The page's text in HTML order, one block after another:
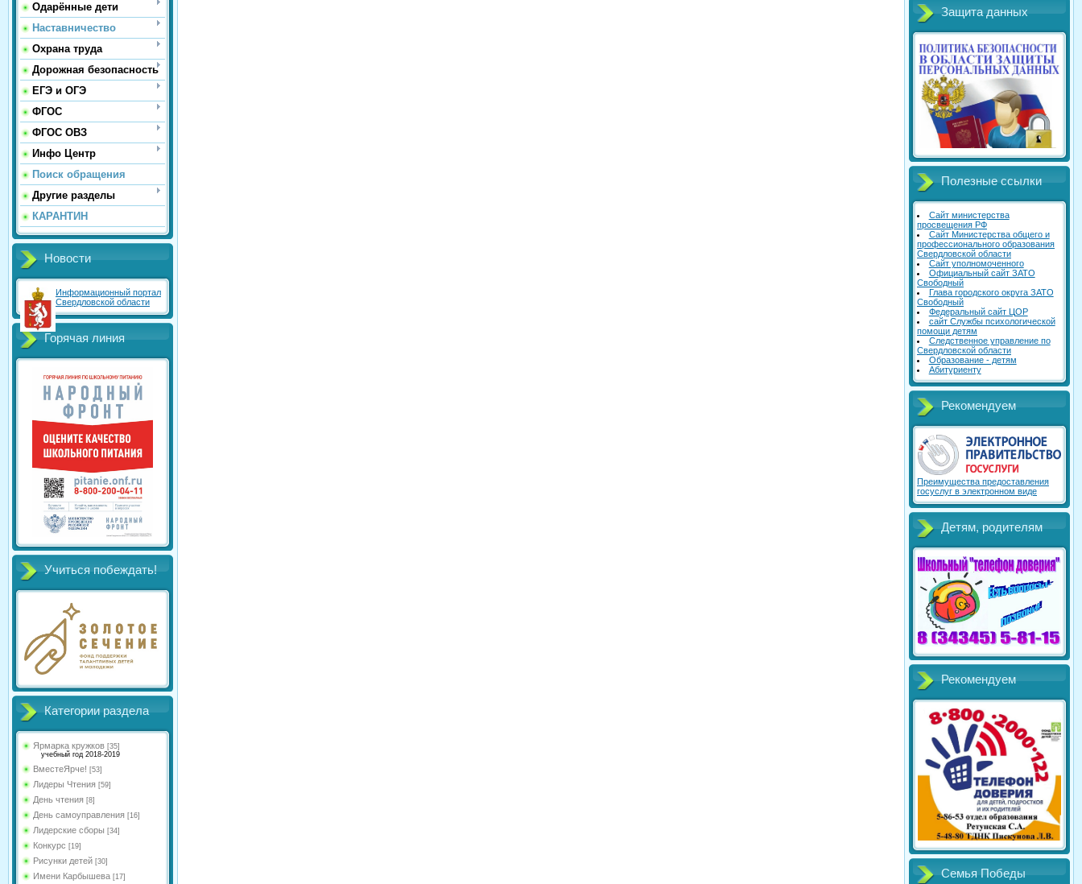
Одарённые дети
Наставничество
Охрана труда
Дорожная безопасность
ЕГЭ и ОГЭ
ФГОС
ФГОС ОВЗ
Инфо Центр
Поиск обращения
Другие разделы
КАРАНТИН
Новости
Информационный портал
Свердловской области
Горячая линия
Учиться побеждать!
Категории раздела
Ярмарка кружков [35]
учебный год 2018-2019
ВместеЯрче! [53]
Лидеры Чтения [59]
День чтения [8]
День самоуправления [16]
Лидерские сборы [34]
Конкурс [19]
Рисунки детей [30]
Имени Карбышева [17]
Защита данных
Полезные ссылки
Сайт министерства
просвещения РФ
Сайт Министерства общего и
профессионального образования
Свердловской области
Сайт уполномоченного
Официальный сайт ЗАТО
Свободный
Глава городского округа ЗАТО
Свободный
Федеральный сайт ЦОР
сайт Службы психологической
помощи детям
Следственное управление по
Свердловской области
Образование - детям
Абитуриенту
Рекомендуем
Преимущества предоставления
госуслуг в электронном виде
Детям, родителям
Рекомендуем
Семья Победы